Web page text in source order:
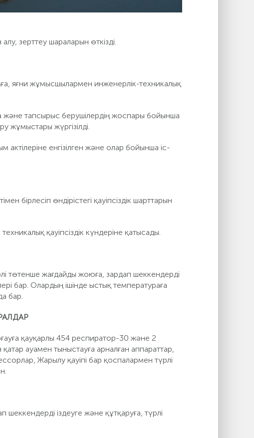
зерттеу шараларын өткізді.
яғни жұмысшылармен инженерлік-техникалық
және тапсырыс берушілердің жоспары бойынша
жұмыстары жүргізілді.
енгізілген және олар бойынша іс-
бірлесіп өндірістегі қауіпсіздік шарттарын
қауіпсіздік күндеріне қатысады.
төтенше жағдайды жоюға, зардап шеккендерді
бар. Олардың ішінде ыстық температураға
бар.
қауқарлы 454 респиратор-30 және 2
ауамен тыныстауға арналған аппараттар,
Жарылу қауіпі бар қоспалармен түрлі
іздеуге және құтқаруға, түрлі